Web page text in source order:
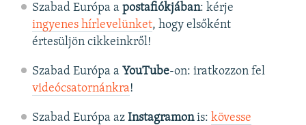
Szabad Európa a postafiókjában: kérje
ingyenes hírlevelünket, hogy elsőként
értesüljön cikkeinkről!
Szabad Európa a YouTube-on: iratkozzon fel
videócsatornánkra!
Szabad Európa az Instagramonis: kövesse